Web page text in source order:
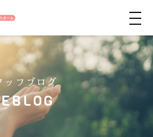
メ
ュ
ー
ッフブログ